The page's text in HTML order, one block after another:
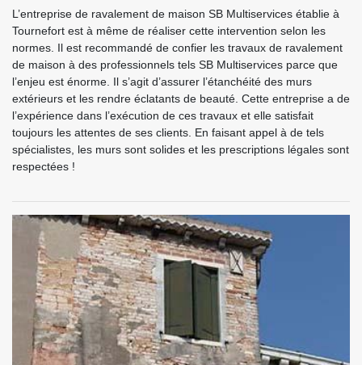
L’entreprise de ravalement de maison SB Multiservices établie à
Tournefort est à même de réaliser cette intervention selon les
normes. Il est recommandé de confier les travaux de ravalement
de maison à des professionnels tels SB Multiservices parce que
l’enjeu est énorme. Il s’agit d’assurer l’étanchéité des murs
extérieurs et les rendre éclatants de beauté. Cette entreprise a de
l’expérience dans l’exécution de ces travaux et elle satisfait
toujours les attentes de ses clients. En faisant appel à de tels
spécialistes, les murs sont solides et les prescriptions légales sont
respectées !